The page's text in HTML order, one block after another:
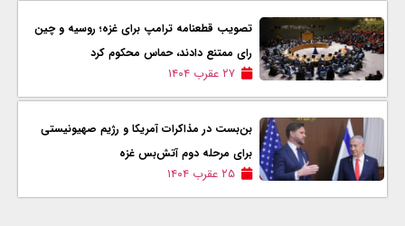
تصویب قطعنامه ترامپ برای غزه؛ روسیه و چین
رای ممتنع دادند، حماس محکوم کرد
۲۷ عقرب ۱۴۰۴
بن‌بست در مذاکرات آمریکا و رژیم صهیونیستی
برای مرحله دوم آتش‌بس غزه
۲۵ عقرب ۱۴۰۴